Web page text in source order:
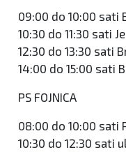
09:00 do 10:00 sati
10:30 do 11:30 sati
12:30 do 13:30 sati
14:00 do 15:00 sati
PS FOJNICA
08:00 do 10:00 sati
10:30 do 12:30 sati